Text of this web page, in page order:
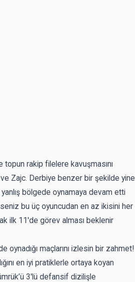
rakip filelere kavuşmasını
Zajc. Derbiye benzer bir şekilde yine
bölgede oynamaya devam etti
bu üç oyuncudan en az ikisini her
ilk 11'de görev alması beklenir
maçlarını izlesin bir zahmet!
en iyi pratiklerle ortaya koyan
3'lü defansif dizilişle